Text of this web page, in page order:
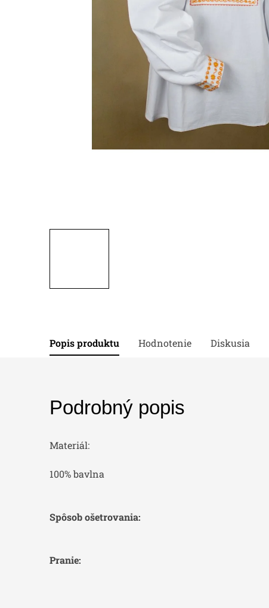
Popis produktu Hodnotenie Diskusia
Podrobný popis
Materiál:
100% bavlna
Spôsob ošetrovania:
Pranie: